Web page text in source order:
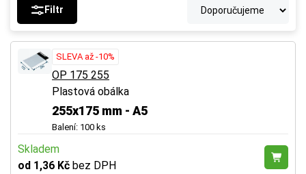
Filtr
SLEVA až -10%
OP 175 255
Plastová obálka
255x175 mm - A5
Balení: 100 ks
Skladem
od 1,36 Kč bez DPH